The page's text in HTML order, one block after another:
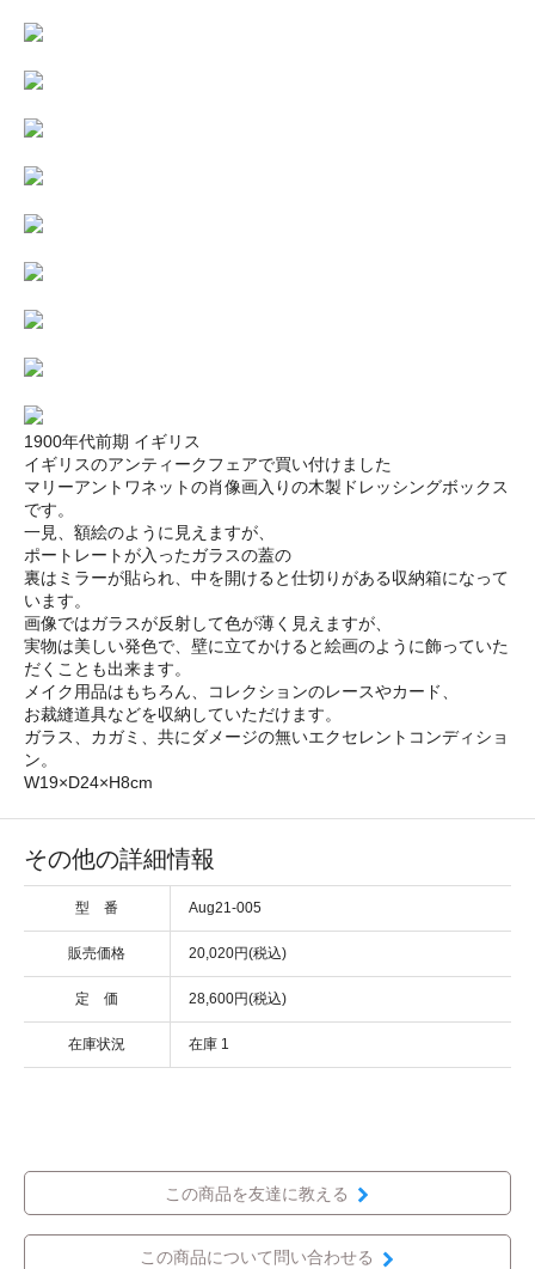
1900年代前期 イギリス
イギリスのアンティークフェアで買い付けました
マリーアントワネットの肖像画入りの木製ドレッシングボックス
です。
一見、額絵のように見えますが、
ポートレートが入ったガラスの蓋の
裏はミラーが貼られ、中を開けると仕切りがある収納箱になって
います。
画像ではガラスが反射して色が薄く見えますが、
実物は美しい発色で、壁に立てかけると絵画のように飾っていた
だくことも出来ます。
メイク用品はもちろん、コレクションのレースやカード、
お裁縫道具などを収納していただけます。
ガラス、カガミ、共にダメージの無いエクセレントコンディショ
ン。
W19×D24×H8cm
その他の詳細情報
型 番 Aug21-005
販売価格 20,020円(税込)
定 価 28,600円(税込)
在庫状況 在庫 1
この商品を友達に教える
この商品について問い合わせる